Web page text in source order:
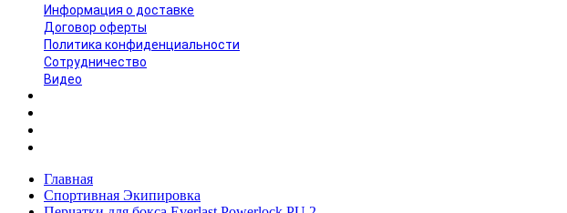
Информация о доставке
Договор оферты
Политика конфиденциальности
Сотрудничество
Видео
Главная
Спортивная Экипировка